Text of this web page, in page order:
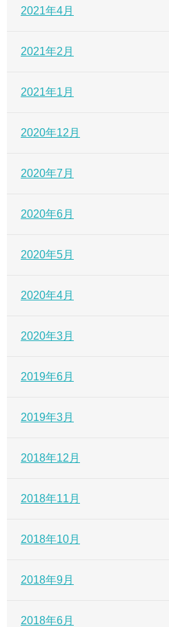
2021年4月
2021年2月
2021年1月
2020年12月
2020年7月
2020年6月
2020年5月
2020年4月
2020年3月
2019年6月
2019年3月
2018年12月
2018年11月
2018年10月
2018年9月
2018年6月